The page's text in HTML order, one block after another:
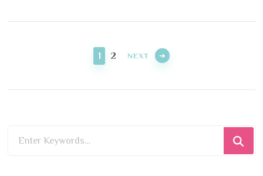
paginationPAGE
1 PAGE
2 NEXT